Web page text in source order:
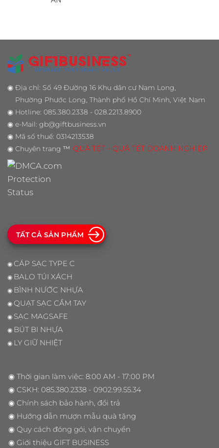
◉ Địa chỉ: Số 49 Đường 16 Khu dân cư Nam Long,
Phường Phước Long, Thành phố Hồ Chí Minh, Việt Nam
◉ Hotline: 085.380.2338 - 028.2213.8900
◉ e-Mail: gb@giftbusiness.vn
◉ Mã số thuế: 0314213538
◉ Chuyên trang ™ QUÀ TẾT - QUÀ TẾT DOANH NGHIỆP
TẤT CẢ SẢN PHẨM
◉ CÁP SẠC TYPE C
◉ BALO TÚI XÁCH
◉ BÌNH NƯỚC NHỰA
◉ QUẠT SẠC CẦM TAY
◉ SẠC MAGSAFE
◉ BÚT BI NHỰA
◉ LY GIỮ NHIỆT
◉ Thời gian làm việc: 8:00 AM - 17:00 PM
◉ CSKH: 085.380.2338 - 0902.99.55.34
◉ Chính sách bảo hành, đổi trả
◉ Hướng dẫn mượn mẫu quà tặng
◉ Quy cách đóng gói, vận chuyển
◉ Giới thiệu GIFT BUSINESS